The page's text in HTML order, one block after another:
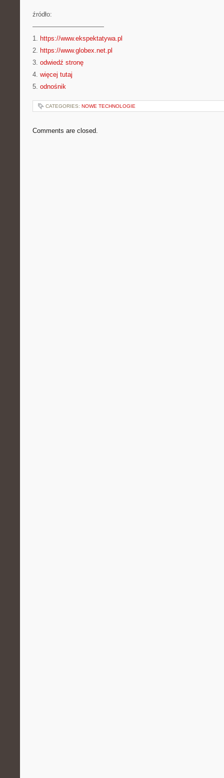
źródło:
———————————
1. https://www.ekspektatywa.pl
2. https://www.globex.net.pl
3. odwiedź stronę
4. więcej tutaj
5. odnośnik
CATEGORIES: NOWE TECHNOLOGIE
Comments are closed.